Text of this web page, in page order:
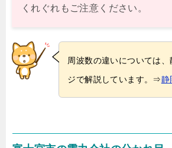
くれぐれもご注意ください。
周波数の違いについては
ジで解説しています。⇒静